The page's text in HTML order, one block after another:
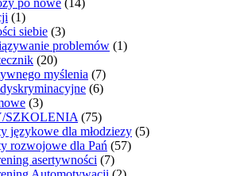
po nowe (14)
(1)
siebie (3)
problemów (1)
(20)
myślenia (7)
(6)
(3)
SZKOLENIA (75)
językowe dla młodziezy (5)
rozwojowe dla Pań (57)
asertywności (7)